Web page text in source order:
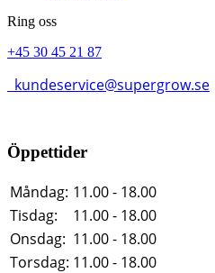
Ring oss
+45 30 45 21 87
kundeservice@supergrow.se
Öppettider
Måndag: 11.00 - 18.00
Tisdag:
11.00 - 18.00
Onsdag: 11.00 - 18.00
Torsdag: 11.00 - 18.00